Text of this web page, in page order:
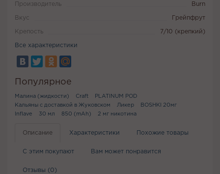
Производитель Burn
Вкус Грейпфрут
Крепость 7/10 (крепкий)
Все характеристики
Популярное
Малина (жидкости) Craft
PLATINUM POD
Кальяны с доставкой в Жуковском
Ликер
BOSHKI 20мг
Inflave
30 мл 850 (mAh) 2 мг никотина
Описание Характеристики Похожие товары
С этим покупают Вам может понравится
Отзывы (0)